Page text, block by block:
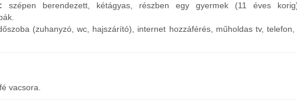
szépen berendezett, kétágyas, részben egy gyermek (11 éves
(zuhanyzó, wc, hajszárító), internet hozzáférés, műholdas tv,
vacsora.